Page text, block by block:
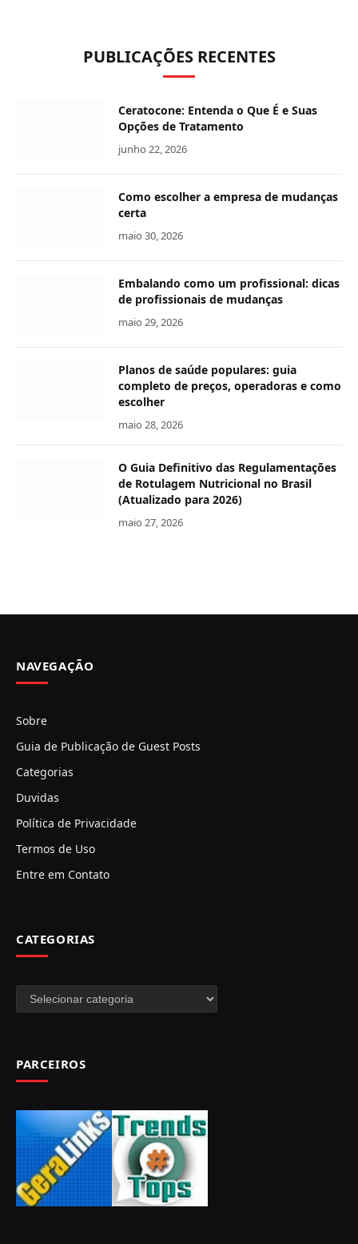
PUBLICAÇÕES RECENTES
Ceratocone: Entenda o Que É e Suas
Opções de Tratamento
junho 22, 2026
Como escolher a empresa de mudanças
certa
maio 30, 2026
Embalando como um profissional: dicas
de profissionais de mudanças
maio 29, 2026
Planos de saúde populares: guia
completo de preços, operadoras e como
escolher
maio 28, 2026
O Guia Definitivo das Regulamentações
de Rotulagem Nutricional no Brasil
(Atualizado para 2026)
maio 27, 2026
NAVEGAÇÃO
Sobre
Guia de Publicação de Guest Posts
Categorias
Duvidas
Política de Privacidade
Termos de Uso
Entre em Contato
CATEGORIAS
Categorias
PARCEIROS